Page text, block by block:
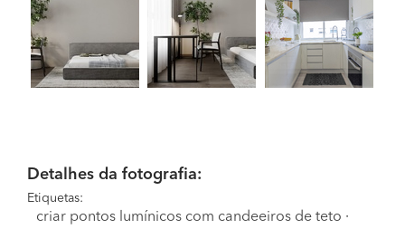
Detalhes da fotografia:
Etiquetas:
criar pontos lumínicos com candeeiros de teto ·